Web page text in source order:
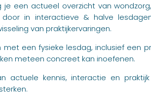
je een actueel overzicht van
in interactieve & halve
van praktijkervaringen.
een fysieke lesdag, inclusief een
meteen concreet kan inoefenen.
actuele kennis, interactie en